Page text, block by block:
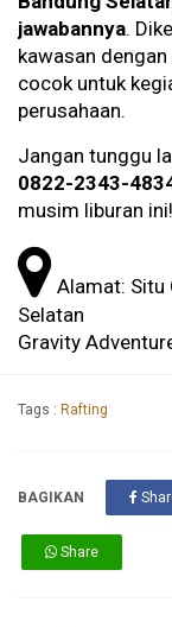
jawabannya.
kawasan dengan
cocok untuk
perusahaan.
Jangan tunggu
0822-2343-
musim liburan ini!
Alamat: Situ
Selatan
Gravity
Tags : Rafting
BAGIKAN
Share